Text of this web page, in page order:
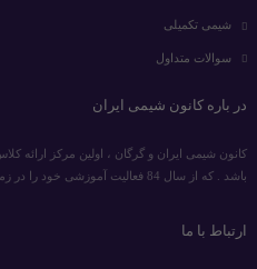
شیمی تکمیلی
سوالات متداول
در باره کانون شیمی ایران
کانون شیمی ایران و گرگان ، اولین مرکز ارائه
باشد . که از سال 84 فعالیت آموزشی خود را در زمینه آموزش آنلاین شیمی شروع کرده است .
ارتباط با ما